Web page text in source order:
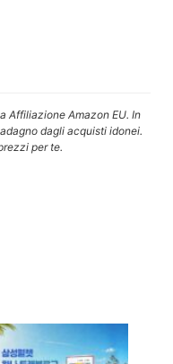
Affiliazione Amazon EU. In
dagli acquisti idonei.
per te.